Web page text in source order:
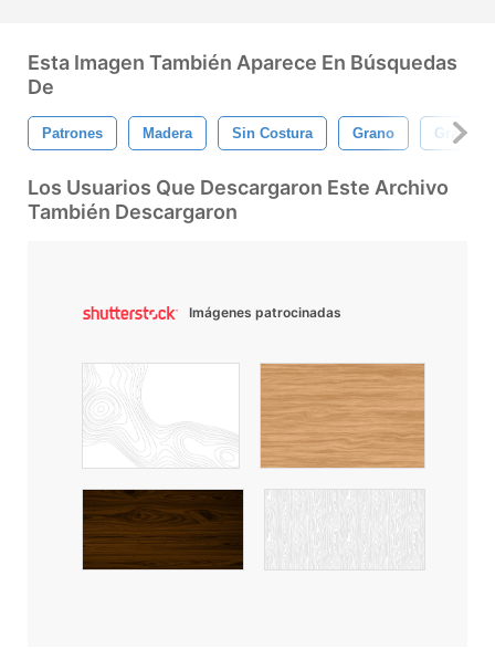
Esta Imagen También Aparece En Búsquedas
De
Patrones Madera Sin Costura Grano Grano
Los Usuarios Que Descargaron Este Archivo
También Descargaron
Imágenes patrocinadas